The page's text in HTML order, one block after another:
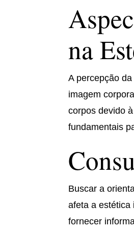
na
A percepção
imagem
corpos devido
fundamentais
Buscar a
afeta a estética
fornecer